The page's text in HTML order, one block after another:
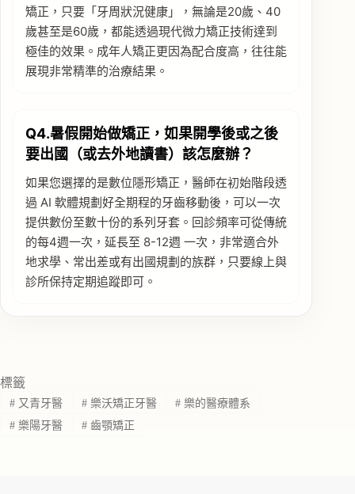
矯正，只要「牙周狀況健康」，無論是20歲、40
歲甚至是60歲，都能透過現代微力矯正技術達到
極佳的效果。成年人矯正更因為配合度高，往往能
展現非常精準的治療結果。
Q4.暑假開始做矯正，如果開學後或之後
要出國（或去外地讀書）該怎麼辦？
如果您選擇的是數位隱形矯正，醫師在初始階段透
過 AI 軟體規劃好全期程的牙齒移動後，可以一次
提供數份至數十份的系列牙套。回診頻率可從傳統
的每4週一次，延長至 8-12週 一次，非常適合外
地求學、常出差或有出國規劃的族群，只要線上與
診所保持定期追蹤即可。
標籤
#又青牙醫 #樂沃矯正牙醫 # 樂的醫療體系
#樂陽牙醫 #齒顎矯正